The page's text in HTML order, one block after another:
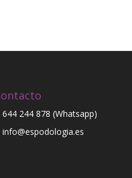
644 244 878 (Whatsapp)
info@espodologia.es